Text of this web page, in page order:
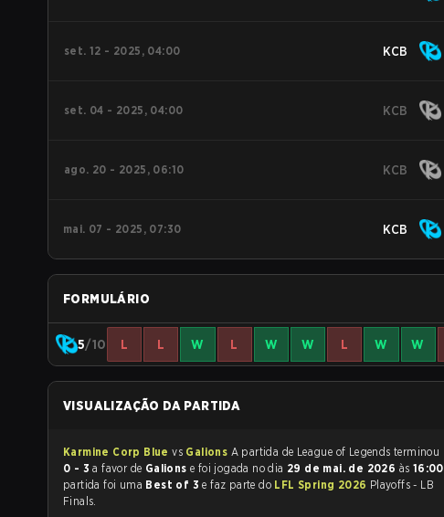
set. 12 - 2025, 04:00 KCB
set. 04 - 2025, 04:00 KCB
ago. 20 - 2025, 06:10 KCB
mai. 07 - 2025, 07:30 KCB
FORMULÁRIO
5/10 L L W L W W L W W
VISUALIZAÇÃO DA PARTIDA
Karmine Corp Bluevs Galions
A partida de League of Legends terminou
0 - 3 a favor de Galions e foi jogada no dia 29 de mai. de 2026 às 16:00
partida foi uma Best of 3e faz parte do LFL Spring 2026 Playoffs - LB
Finals.